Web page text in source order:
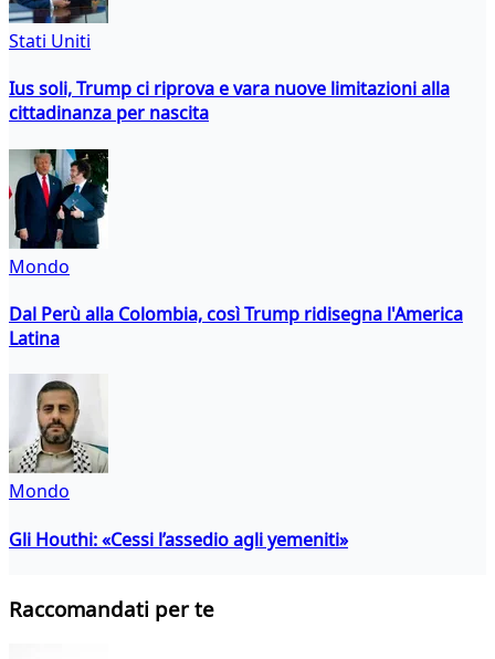
Stati Uniti
Ius soli, Trump ci riprova e vara nuove limitazioni alla
cittadinanza per nascita
Mondo
Dal Perù alla Colombia, così Trump ridisegna l'America
Latina
Mondo
Gli Houthi: «Cessi l’assedio agli yemeniti»
Raccomandati per te